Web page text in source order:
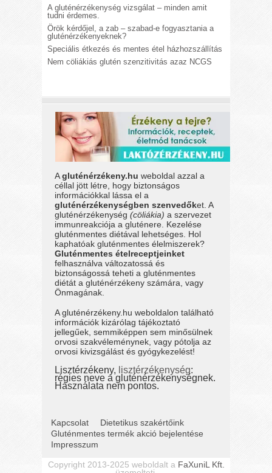
A gluténérzékenység vizsgálat – minden amit
tudni érdemes.
Örök kérdőjel, a zab – szabad-e fogyasztania a
gluténérzékenyeknek?
Speciális étkezés és mentes étel házhozszállítás
Nem cöliákiás glutén szenzitivitás azaz NCGS
Agluténérzékeny.hu weboldal azzal a
céllal jött létre, hogy biztonságos
információkkal lássa el a
gluténérzékenységben szenvedőket. A
gluténérzékenység(cöliákia) a szervezet
immunreakciója a gluténere. Kezelése
gluténmentes diétával lehetséges. Hol
kaphatóak gluténmentes élelmiszerek?
Gluténmentes ételreceptjeinket
felhasználva változatossá és
biztonságossá teheti a gluténmentes
diétát a gluténérzékeny számára, vagy
Önmagának.
A gluténérzékeny.hu weboldalon található
információk kizárólag tájékoztató
jellegűek, semmiképpen sem minősülnek
orvosi szakvéleménynek, vagy pótolja az
orvosi kivizsgálást és gyógykezelést!
Lisztérzékeny, lisztérzékenység:
régies neve a gluténérzékenységnek.
Használata nem pontos.
Kapcsolat
Dietetikus szakértőink
Gluténmentes termék akció bejelentése
Impresszum
Copyright 2013-2025 weboldalt a FaXuniL Kft.